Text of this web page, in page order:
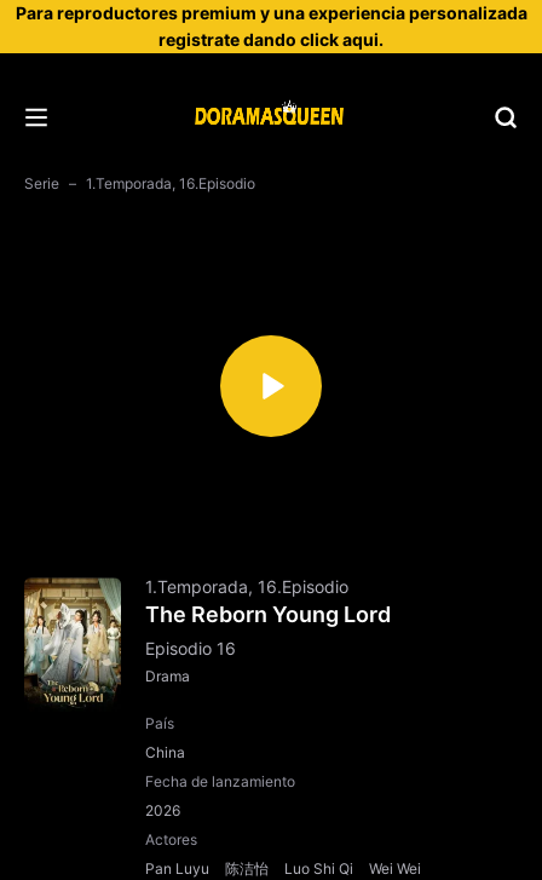
Para reproductores premium y una experiencia personalizada
registrate dando click aqui.
Serie 1.Temporada, 16.Episodio
1.Temporada, 16.Episodio
The Reborn Young Lord
Episodio 16
Drama
País
China
Fecha de lanzamiento
2026
Actores
Pan Luyu
陈洁怡 Luo Shi Qi
Wei Wei